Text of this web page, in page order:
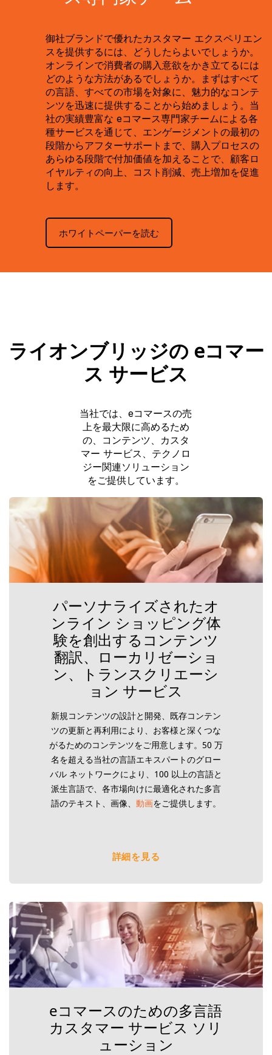
御社ブランドで優れたカスタマー エクスペリエン
スを提供するには、どうしたらよいでしょうか。
オンラインで消費者の購入意欲をかき立てるには
どのような方法があるでしょうか。まずはすべて
の言語、すべての市場を対象に、魅力的なコンテ
ンツを迅速に提供することから始めましょう。当
社の実績豊富な eコマース専門家チームによる各
種サービスを通じて、エンゲージメントの最初の
段階からアフターサポートまで、購入プロセスの
あらゆる段階で付加価値を加えることで、顧客ロ
イヤルティの向上、コスト削減、売上増加を促進
します。
ホワイトペーパーを読む
ライオンブリッジの eコマー
ス サービス
当社では、eコマースの売
上を最大限に高めるため
の、コンテンツ、カスタ
マー サービス、テクノロ
ジー関連ソリューション
をご提供しています。
パーソナライズされたオ
ンライン ショッピング体
験を創出するコンテンツ
翻訳、ローカリゼーショ
ン、トランスクリエーシ
ョン サービス
新規コンテンツの設計と開発、既存コンテン
ツの更新と再利用により、お客様と深くつな
がるためのコンテンツをご用意します。50 万
名を超える当社の言語エキスパートのグロー
バル ネットワークにより、100 以上の言語と
派生言語で、各市場向けに最適化された多言
語のテキスト、画像、 動画をご提供します。
詳細を見る
eコマースのための多言語
カスタマー サービス ソリ
ューション